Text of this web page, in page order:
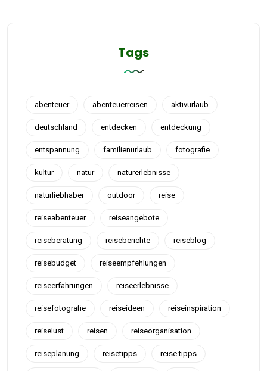
Tags
abenteuer abenteuerreisen aktivurlaub
deutschland entdecken entdeckung
entspannung familienurlaub fotografie
kultur natur naturerlebnisse
naturliebhaber outdoor reise
reiseabenteuer reiseangebote
reiseberatung reiseberichte reiseblog
reisebudget reiseempfehlungen
reiseerfahrungen reiseerlebnisse
reisefotografie reiseideen reiseinspiration
reiselust reisen reiseorganisation
reiseplanung reisetipps reise tipps